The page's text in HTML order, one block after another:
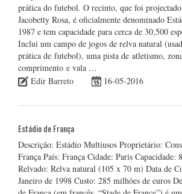
prática do futebol. O recinto, que foi
Jacobetty Rosa, é oficialmente denominado
1987 e tem capacidade para cerca de 30,500
Inclui um campo de jogos de relva natural
prática de futebol), uma pista de atletismo,
comprimento e vala …
Edir Barreto
16-05-2016
Estádio de França
Descrição: Estádio Multiusos Proprietário:
França País: França Cidade: Paris Capacidade:
Relvado: Relva natural (105 x 70 m) Data de
Janeiro de 1998 Custo: 285 milhões de euros